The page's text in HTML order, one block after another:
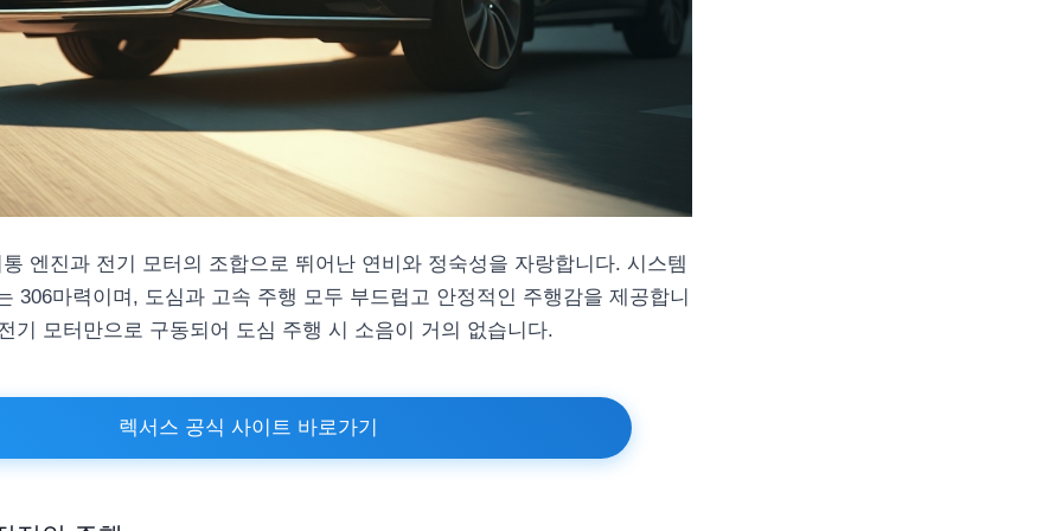
엔진과 전기 모터의 조합으로 뛰어난 연비와 정숙성을 자랑합니다. 시스템
306마력이며, 도심과 고속 주행 모두 부드럽고 안정적인 주행감을 제공합니
기 모터만으로 구동되어 도심 주행 시 소음이 거의 없습니다.
렉서스 공식 사이트 바로가기